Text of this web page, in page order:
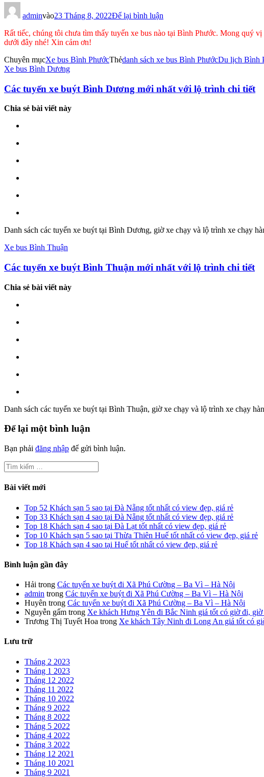
adminvào23 Tháng 8, 2022Để lại bình luận
xe
Phước
với
Rất tiếc, chúng tôi chưa tìm thấy tuyến xe bus nào tại Bình Phước. Mong quý
dưới đây nhé! Xin cảm ơn!
Chuyên mụcXe bus Bình PhướcThẻdanh sách xe bus Bình PhướcDu lịch Bình
Điều
hướng
viết
Xe bus Bình Dương
Các tuyến xe buýt Bình Dương mới nhất với lộ trình chi tiết
Chia sẻ bài viết này
Danh sách các tuyến xe buýt tại Bình Dương, giờ xe chạy và lộ trình xe chạy
Xe bus Bình Thuận
Các tuyến xe buýt Bình Thuận mới nhất với lộ trình chi tiết
Chia sẻ bài viết này
Danh sách các tuyến xe buýt tại Bình Thuận, giờ xe chạy và lộ trình xe chạy
Để lại một bình luận
Bạn phải đăng nhập để gửi bình luận.
Tìm
kiếm
cho:
Bài viết mới
Top 52 Khách sạn 5 sao tại Đà Nẵng tốt nhất có view đẹp, giá rẻ
Top 33 Khách sạn 4 sao tại Đà Nẵng tốt nhất có view đẹp, giá rẻ
Top 18 Khách sạn 4 sao tại Đà Lạt tốt nhất có view đẹp, giá rẻ
Top 10 Khách sạn 5 sao tại Thừa Thiên Huế tốt nhất có view đẹp, giá rẻ
Top 18 Khách sạn 4 sao tại Huế tốt nhất có view đẹp, giá rẻ
Bình luận gần đây
Hải trong Các tuyến xe buýt đi Xã Phú Cường – Ba Vì – Hà Nội
admin trong Các tuyến xe buýt đi Xã Phú Cường – Ba Vì – Hà Nội
Huyên trong Các tuyến xe buýt đi Xã Phú Cường – Ba Vì – Hà Nội
Nguyễn gấm trong Xe khách Hưng Yên đi Bắc Ninh giá tốt có giờ đi, giờ
Trương Thị Tuyết Hoa trong Xe khách Tây Ninh đi Long An giá tốt có
Lưu trữ
Tháng 2 2023
Tháng 1 2023
Tháng 12 2022
Tháng 11 2022
Tháng 10 2022
Tháng 9 2022
Tháng 8 2022
Tháng 5 2022
Tháng 4 2022
Tháng 3 2022
Tháng 12 2021
Tháng 10 2021
Tháng 9 2021